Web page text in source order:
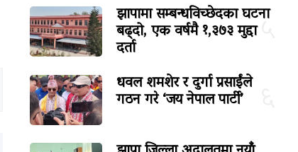
५
झापामा सम्बन्धविच्छेदका घटना
बढ्दो, एक वर्षमै १,३७३ मुद्दा
दर्ता
धवल शमशेर र दुर्गा प्रसाईंले
गठन गरे ‘जय नेपाल पार्टी’